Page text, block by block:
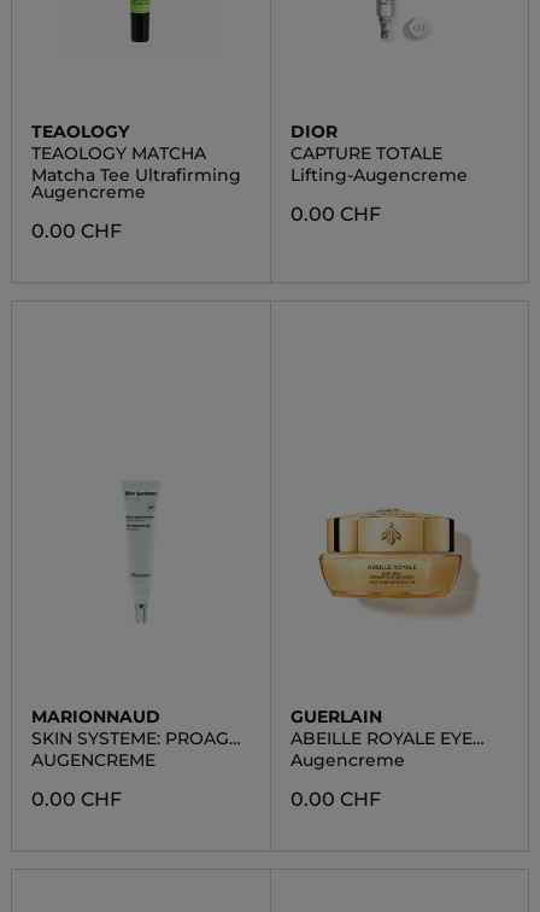
TEAOLOGY
TEAOLOGY MATCHA
Matcha Tee Ultrafirming
Augencreme
0.00 CHF
DIOR
CAPTURE TOTALE
Lifting-Augencreme
0.00 CHF
MARIONNAUD
SKIN SYSTEME: PROAGE
LIFT
AUGENCREME
0.00 CHF
GUERLAIN
ABEILLE ROYALE EYE
CREAM
Augencreme
0.00 CHF